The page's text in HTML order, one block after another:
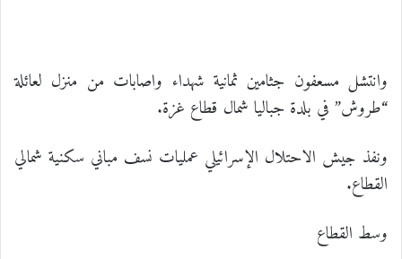
وانتشل مسعفون جثامين ثمانية شهداء واصابات من منزل لعائلة
“طروش” في بلدة جباليا شمال قطاع غزة.
ونفذ جيش الاحتلال الإسرائيلي عمليات نسف مباني سكنية شمالي
القطاع.
وسط القطاع